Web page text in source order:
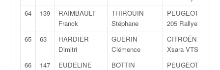
64
139
RAIMBAULT
Franck
THIROUIN
Stéphane
PEUGEOT
205 Rallye
65
63
HARDIER
Dimitri
GUERIN
Clémence
CITROËN
Xsara VTS
66
147
EUDELINE
BOTTIN
PEUGEOT